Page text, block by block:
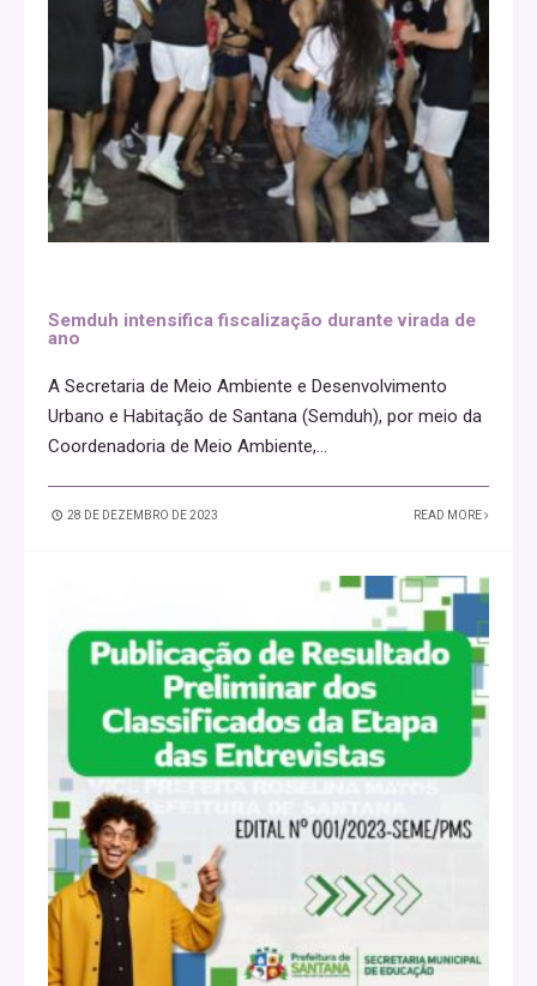
Semduh intensifica fiscalização durante virada de
ano
A Secretaria de Meio Ambiente e Desenvolvimento
Urbano e Habitação de Santana (Semduh), por meio da
Coordenadoria de Meio Ambiente,...
28 DE DEZEMBRO DE 2023 READ MORE